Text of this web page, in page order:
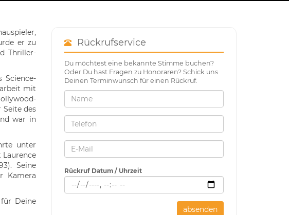
er zu
Thriller-
Science-
mit
des
war in
unter
Laurence
Seine
Kamera
Deine
Rückrufservice
Du möchtest eine bekannte Stimme buchen?
Oder Du hast Fragen zu Honoraren? Schick uns
Deinen Terminwunsch für einen Rückruf.
Rückruf Datum / Uhrzeit
absenden